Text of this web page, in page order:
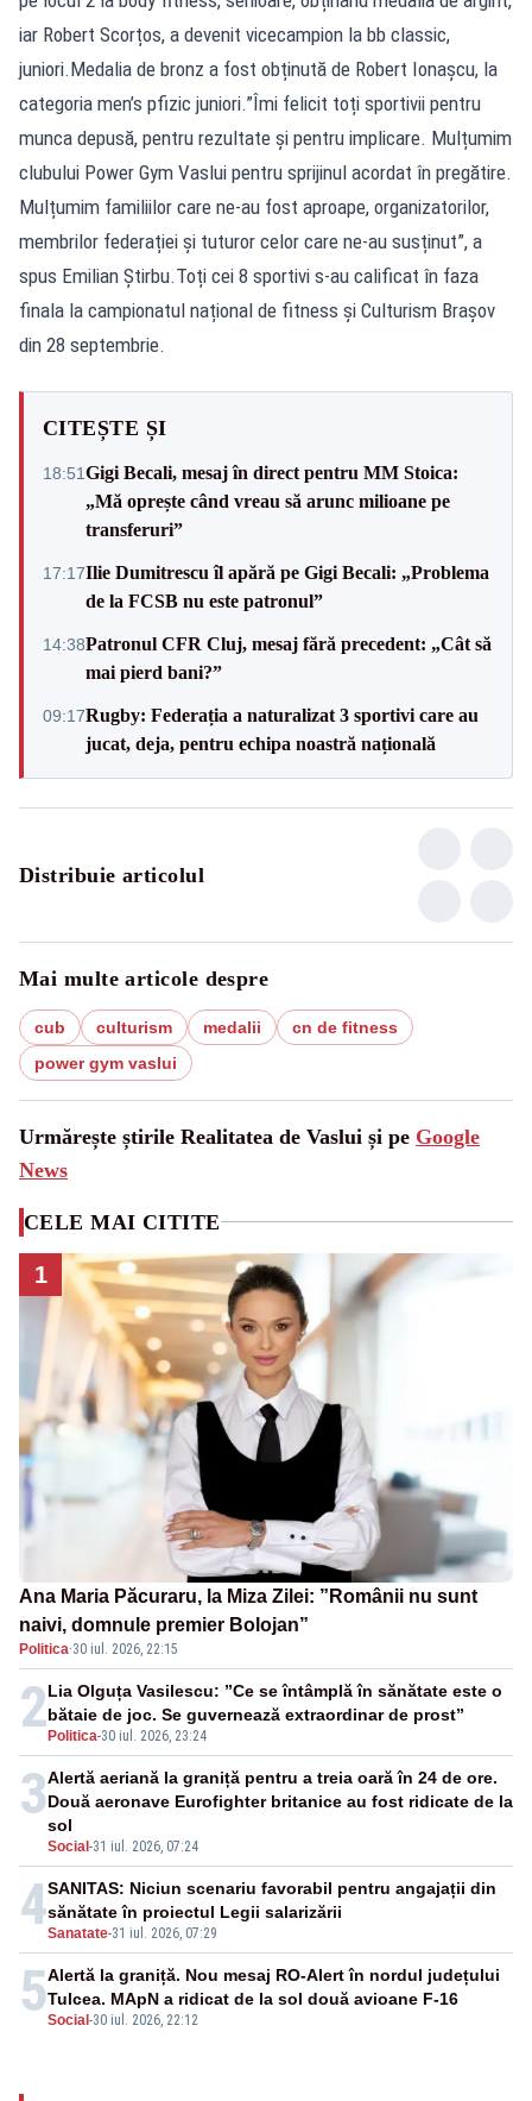
iar Robert Scorțos, a devenit vicecampion la bb classic,
juniori.Medalia de bronz a fost obținută de Robert Ionaşcu, la
categoria men’s pfizic juniori.”Îmi felicit toți sportivii pentru
munca depusă, pentru rezultate și pentru implicare. Mulțumim
clubului Power Gym Vaslui pentru sprijinul acordat în pregătire.
Mulțumim familiilor care ne-au fost aproape, organizatorilor,
membrilor federației și tuturor celor care ne-au susținut”, a
spus Emilian Știrbu.Toți cei 8 sportivi s-au calificat în faza
finala la campionatul național de fitness și Culturism Brașov
din 28 septembrie.
CITEȘTE ȘI
18:51Gigi Becali, mesaj în direct pentru MM Stoica:
„Mă oprește când vreau să arunc milioane pe
transferuri”
17:17Ilie Dumitrescu îl apără pe Gigi Becali: „Problema
de la FCSB nu este patronul”
14:38Patronul CFR Cluj, mesaj fără precedent: „Cât să
mai pierd bani?”
09:17Rugby: Federația a naturalizat 3 sportivi care au
jucat, deja, pentru echipa noastră națională
Distribuie articolul
Mai multe articole despre
cub culturism medalii
cn de fitness
power gym vaslui
Urmărește știrile Realitatea de Vaslui și pe Google
News
CELE MAI CITITE
1
Ana Maria Păcuraru, la Miza Zilei: ”Românii nu sunt
naivi, domnule premier Bolojan”
Politica·30 iul. 2026, 22:15
2 Politica-30 iul. 2026, 23:24
Lia Olguța Vasilescu: ”Ce se întâmplă în sănătate este o
bătaie de joc. Se guvernează extraordinar de prost”
3
Social -31 iul. 2026, 07:24
Alertă aeriană la graniță pentru a treia oară în 24 de ore.
Două aeronave Eurofighter britanice au fost ridicate de la
sol
4Sanatate-31 iul. 2026, 07:29
SANITAS: Niciun scenariu favorabil pentru angajații din
sănătate în proiectul Legii salarizării
5Social -30 iul. 2026, 22:12
Alertă la graniță. Nou mesaj RO-Alert în nordul județului
Tulcea. MApN a ridicat de la sol două avioane F-16